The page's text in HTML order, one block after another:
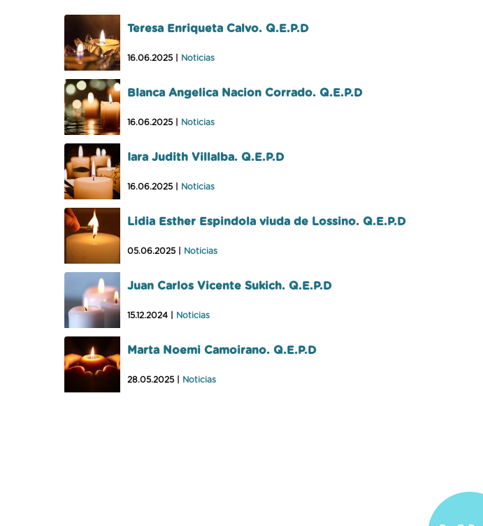
Teresa Enriqueta Calvo. Q.E.P.D
16.06.2025 | Noticias
Blanca Angelica Nacion Corrado. Q.E.P.D
16.06.2025 | Noticias
Iara Judith Villalba. Q.E.P.D
16.06.2025 | Noticias
Lidia Esther Espindola viuda de Lossino. Q.E.P.D
05.06.2025 | Noticias
Juan Carlos Vicente Sukich. Q.E.P.D
15.12.2024 | Noticias
Marta Noemi Camoirano. Q.E.P.D
28.05.2025 | Noticias